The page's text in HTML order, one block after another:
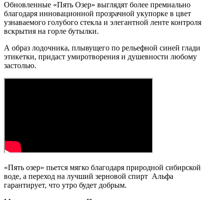
Обновленные «Пять Озер» выглядят более премиально
благодаря инновационной прозрачной укупорке в цвет
узнаваемого голубого стекла и элегантной ленте контроля
вскрытия на горле бутылки.
А образ лодочника, плывущего по рельефной синей глади
этикетки, придаст умиротворения и душевности любому
застолью.
«Пять озер» пьется мягко благодаря природной сибирской
воде, а переход на лучший зерновой спирт Альфа
гарантирует, что утро будет добрым.